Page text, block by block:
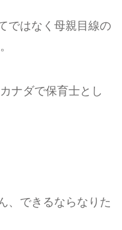
ではなく母親目線の
ナダで保育士とし
、できるならなりた